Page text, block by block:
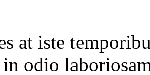
at iste
odio